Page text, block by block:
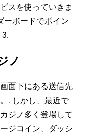
スを使っていきま
ーボードでポイン
ノ
面下にある送信先
. しかし、最近で
ジノ多く登場して
ジコイン、ダッシ